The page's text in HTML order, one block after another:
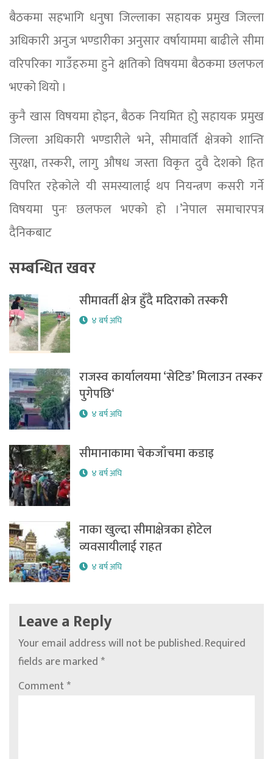
बैठकमा सहभागि धनुषा जिल्लाका सहायक प्रमुख जिल्ला
अधिकारी अनुज भण्डारीका अनुसार वर्षायाममा बाढीले सीमा
वरिपरिका गाउँहरुमा हुने क्षतिको विषयमा बैठकमा छलफल
भएको थियो ।
कुनै खास विषयमा होइन, बैठक नियमित होु सहायक प्रमुख
जिल्ला अधिकारी भण्डारीले भने, सीमावर्ति क्षेत्रको शान्ति
सुरक्षा, तस्करी, लागु औषध जस्ता विकृत दुवै देशको हित
विपरित रहेकोले यी समस्यालाई थप नियन्त्रण कसरी गर्ने
विषयमा पुनः छलफल भएको हो ।’नेपाल समाचारपत्र
दैनिकबाट
सम्बन्धित खवर
सीमावर्ती क्षेत्र हुँदै मदिराको तस्करी
४ बर्ष अघि
राजस्व कार्यालयमा ‘सेटिङ’ मिलाउन तस्कर
पुगेपछि‘
४ बर्ष अघि
सीमानाकामा चेकजाँचमा कडाइ
४ बर्ष अघि
नाका खुल्दा सीमाक्षेत्रका होटेल
व्यवसायीलाई राहत
४ बर्ष अघि
Leave a Reply
Your email address will not be published.Required
fields are marked*
Comment*